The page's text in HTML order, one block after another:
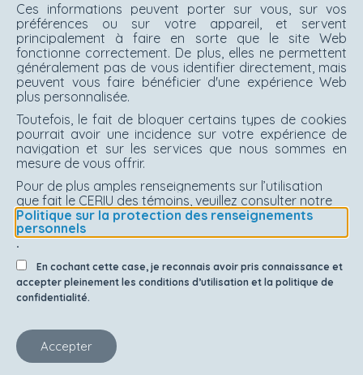
Ces informations peuvent porter sur vous, sur vos
préférences ou sur votre appareil, et servent
principalement à faire en sorte que le site Web
fonctionne correctement. De plus, elles ne permettent
généralement pas de vous identifier directement, mais
peuvent vous faire bénéficier d'une expérience Web
plus personnalisée.
Toutefois, le fait de bloquer certains types de cookies
pourrait avoir une incidence sur votre expérience de
navigation et sur les services que nous sommes en
mesure de vous offrir.
Pour de plus amples renseignements sur l’utilisation
que fait le CERIU des témoins, veuillez consulter notre
Politique sur la protection des renseignements
personnels
.
En cochant cette case, je reconnais avoir pris connaissance et
accepter pleinement les conditions d’utilisation et la politique de
confidentialité.
Accepter